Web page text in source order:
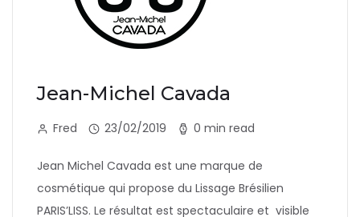
Jean-Michel Cavada
Fred 23/02/2019 0 min read
Jean Michel Cavada est une marque de
cosmétique qui propose du Lissage Brésilien
PARIS’LISS. Le résultat est spectaculaire et visible